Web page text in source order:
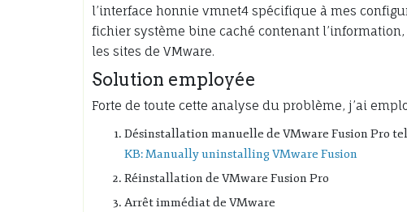
l’interface honnie vmnet4 spécifique à mes
fichier système bine caché contenant
les sites de VMware.
Solution employée
Forte de toute cette analyse du problème, j’ai
Désinstallation manuelle de VMware Fusion Pro
KB: Manually uninstalling VMware Fusion
Réinstallation de VMware Fusion Pro
Arrêt immédiat de VMware